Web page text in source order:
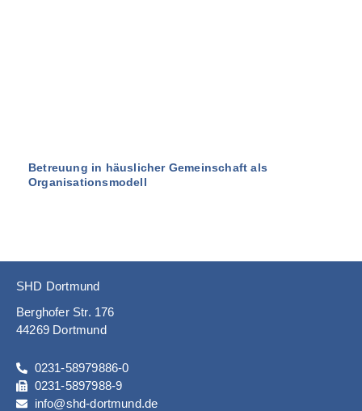
Betreuung in häuslicher Gemeinschaft als
Organisationsmodell
SHD Dortmund
Berghofer Str. 176
44269 Dortmund
0231-58979886-0
0231-5897988-9
info@shd-dortmund.de